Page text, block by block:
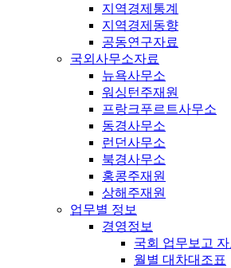
지역경제통계
지역경제동향
공동연구자료
국외사무소자료
뉴욕사무소
워싱턴주재원
프랑크푸르트사무소
동경사무소
런던사무소
북경사무소
홍콩주재원
상해주재원
업무별 정보
경영정보
국회 업무보고 자
월별 대차대조표